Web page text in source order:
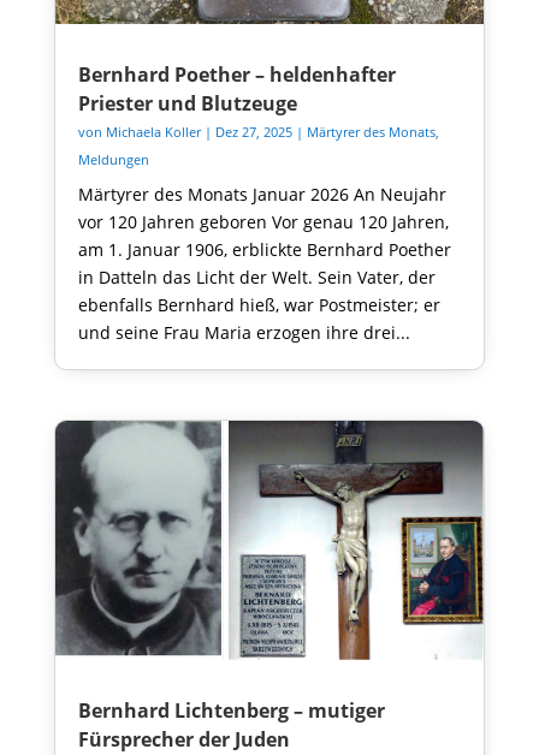
Bernhard Poether – heldenhafter
Priester und Blutzeuge
von Michaela Koller| Dez 27, 2025| Märtyrer des Monats,
Meldungen
Märtyrer des Monats Januar 2026 An Neujahr
vor 120 Jahren geboren Vor genau 120 Jahren,
am 1. Januar 1906, erblickte Bernhard Poether
in Datteln das Licht der Welt. Sein Vater, der
ebenfalls Bernhard hieß, war Postmeister; er
und seine Frau Maria erzogen ihre drei...
Bernhard Lichtenberg – mutiger
Fürsprecher der Juden